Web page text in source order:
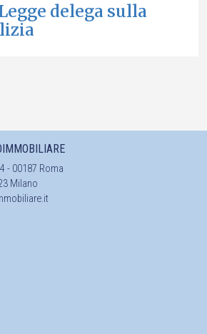
delega sulla
- 00187 Roma
Milano